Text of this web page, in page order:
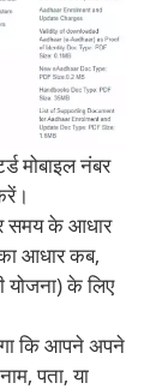
मोबाइल नंबर
समय के आधार
आधार कब,
के लिए
कि आपने अपने
पता, या